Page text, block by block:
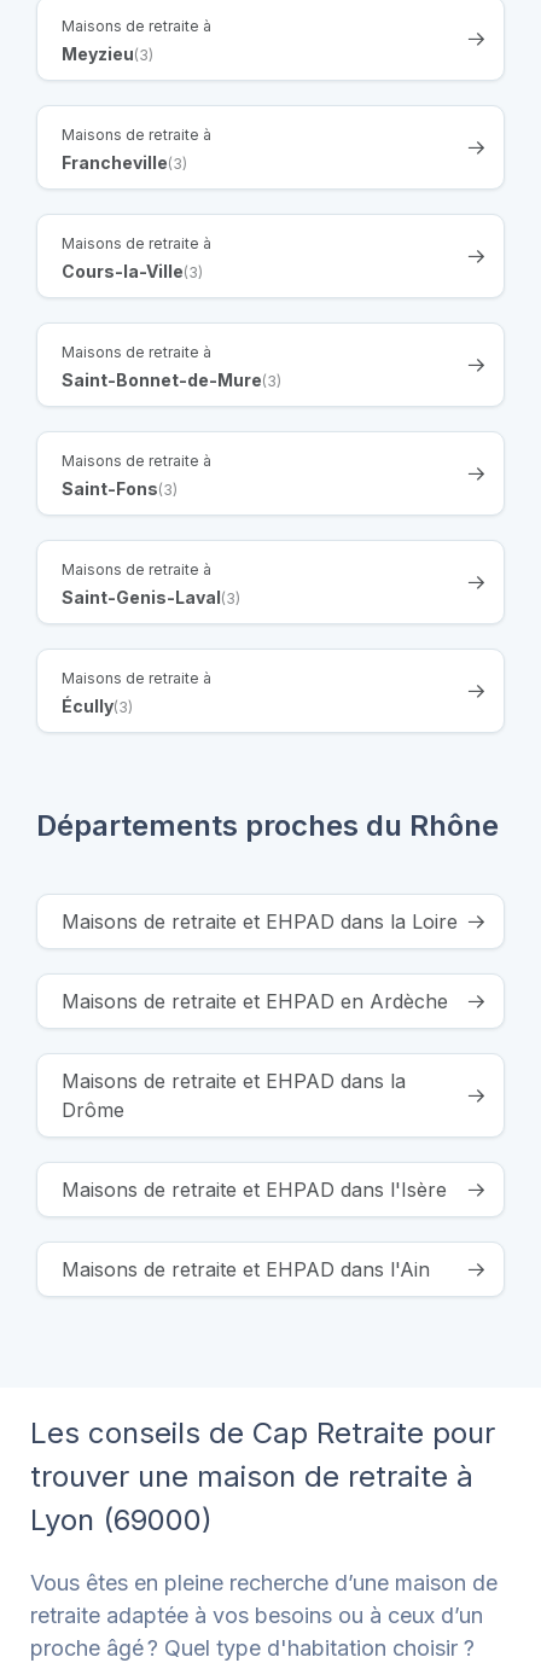
Maisons de retraite à
Meyzieu(3)
Maisons de retraite à
Francheville(3)
Maisons de retraite à
Cours-la-Ville(3)
Maisons de retraite à
Saint-Bonnet-de-Mure(3)
Maisons de retraite à
Saint-Fons(3)
Maisons de retraite à
Saint-Genis-Laval(3)
Maisons de retraite à
Écully(3)
Départements proches du Rhône
Maisons de retraite et EHPAD dans la Loire
Maisons de retraite et EHPAD en Ardèche
Maisons de retraite et EHPAD dans la
Drôme
Maisons de retraite et EHPAD dans l'Isère
Maisons de retraite et EHPAD dans l'Ain
Les conseils de Cap Retraite pour
trouver une maison de retraite à
Lyon (69000)
Vous êtes en pleine recherche d’une maison de
retraite adaptée à vos besoins ou à ceux d’un
proche âgé ? Quel type d'habitation choisir ?